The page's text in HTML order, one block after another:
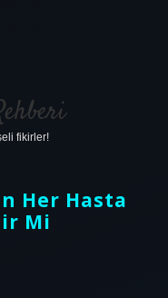
fikirler!
Her Hasta
Mi